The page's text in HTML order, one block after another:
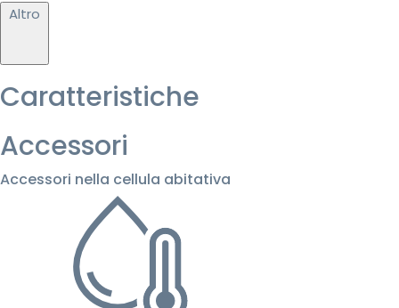
Altro
Caratteristiche
Accessori
Accessori nella cellula abitativa